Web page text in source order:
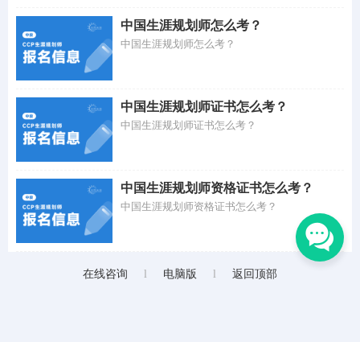
中国生涯规划师怎么考？
中国生涯规划师怎么考？
中国生涯规划师证书怎么考？
中国生涯规划师证书怎么考？
中国生涯规划师资格证书怎么考？
中国生涯规划师资格证书怎么考？
在线咨询 电脑版 返回顶部